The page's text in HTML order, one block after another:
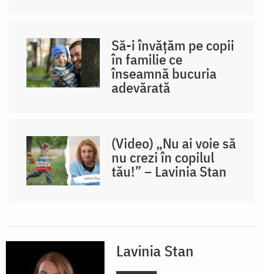
Să-i învățăm pe copii
în familie ce
înseamnă bucuria
adevărată
(Video) „Nu ai voie să
nu crezi în copilul
tău!” – Lavinia Stan
Lavinia Stan